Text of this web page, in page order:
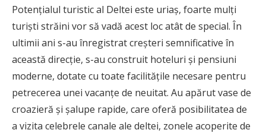
Potențialul turistic al Deltei este uriaș, foarte mulți
turiști străini vor să vadă acest loc atât de special. În
ultimii ani s-au înregistrat creșteri semnificative în
această direcție, s-au construit hoteluri și pensiuni
moderne, dotate cu toate facilitățile necesare pentru
petrecerea unei vacanțe de neuitat. Au apărut vase de
croazieră și șalupe rapide, care oferă posibilitatea de
a vizita celebrele canale ale deltei, zonele acoperite de